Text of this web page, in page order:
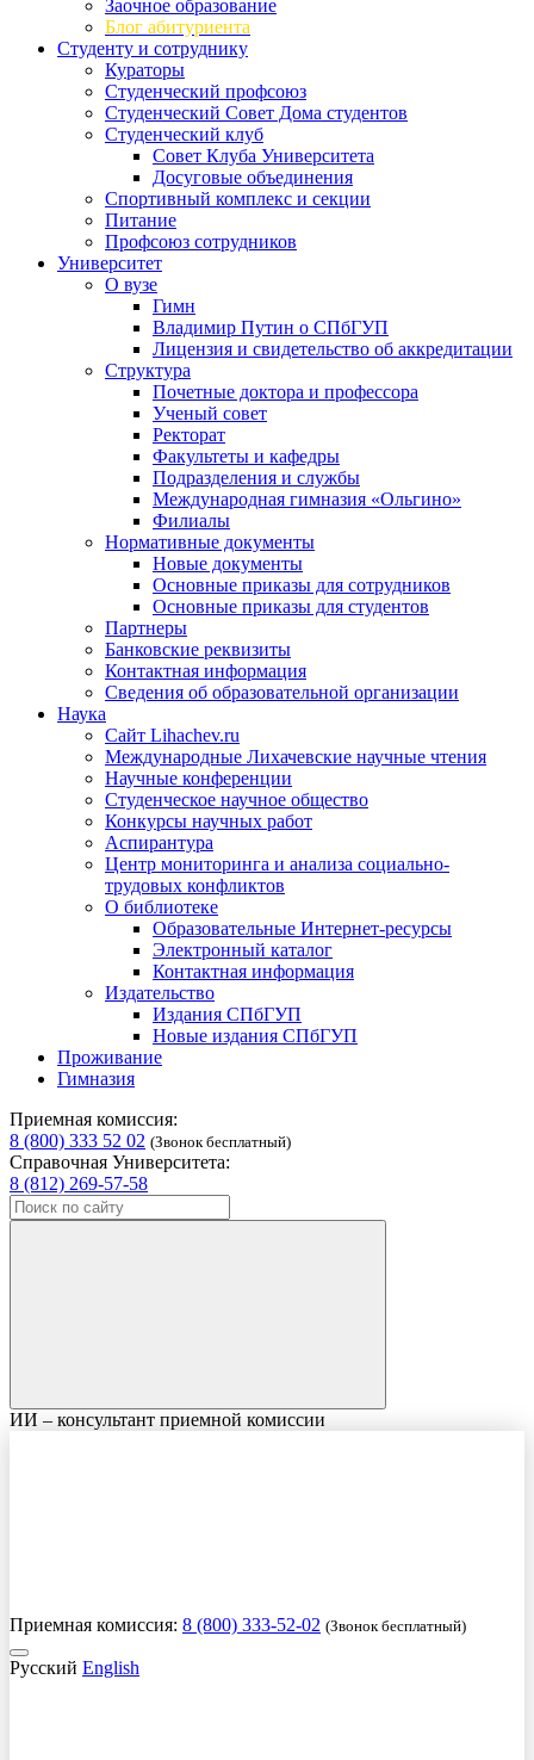
Заочное образование
Блог абитуриента
Студенту и сотруднику
Кураторы
Студенческий профсоюз
Студенческий Совет Дома студентов
Студенческий клуб
Совет Клуба Университета
Досуговые объединения
Спортивный комплекс и секции
Питание
Профсоюз сотрудников
Университет
О вузе
Гимн
Владимир Путин о СПбГУП
Лицензия и свидетельство об аккредитации
Структура
Почетные доктора и профессора
Ученый совет
Ректорат
Факультеты и кафедры
Подразделения и службы
Международная гимназия «Ольгино»
Филиалы
Нормативные документы
Новые документы
Основные приказы для сотрудников
Основные приказы для студентов
Партнеры
Банковские реквизиты
Контактная информация
Сведения об образовательной организации
Наука
Сайт Lihachev.ru
Международные Лихачевские научные чтения
Научные конференции
Студенческое научное общество
Конкурсы научных работ
Аспирантура
Центр мониторинга и анализа социально-
трудовых конфликтов
О библиотеке
Образовательные Интернет-ресурсы
Электронный каталог
Контактная информация
Издательство
Издания СПбГУП
Новые издания СПбГУП
Проживание
Гимназия
Приемная комиссия:
8 (800) 333 52 02 (Звонок бесплатный)
Справочная Университета:
8 (812) 269-57-58
ИИ – консультант приемной комиссии
Приемная комиссия: 8 (800) 333-52-02 (Звонок бесплатный)
Русский English